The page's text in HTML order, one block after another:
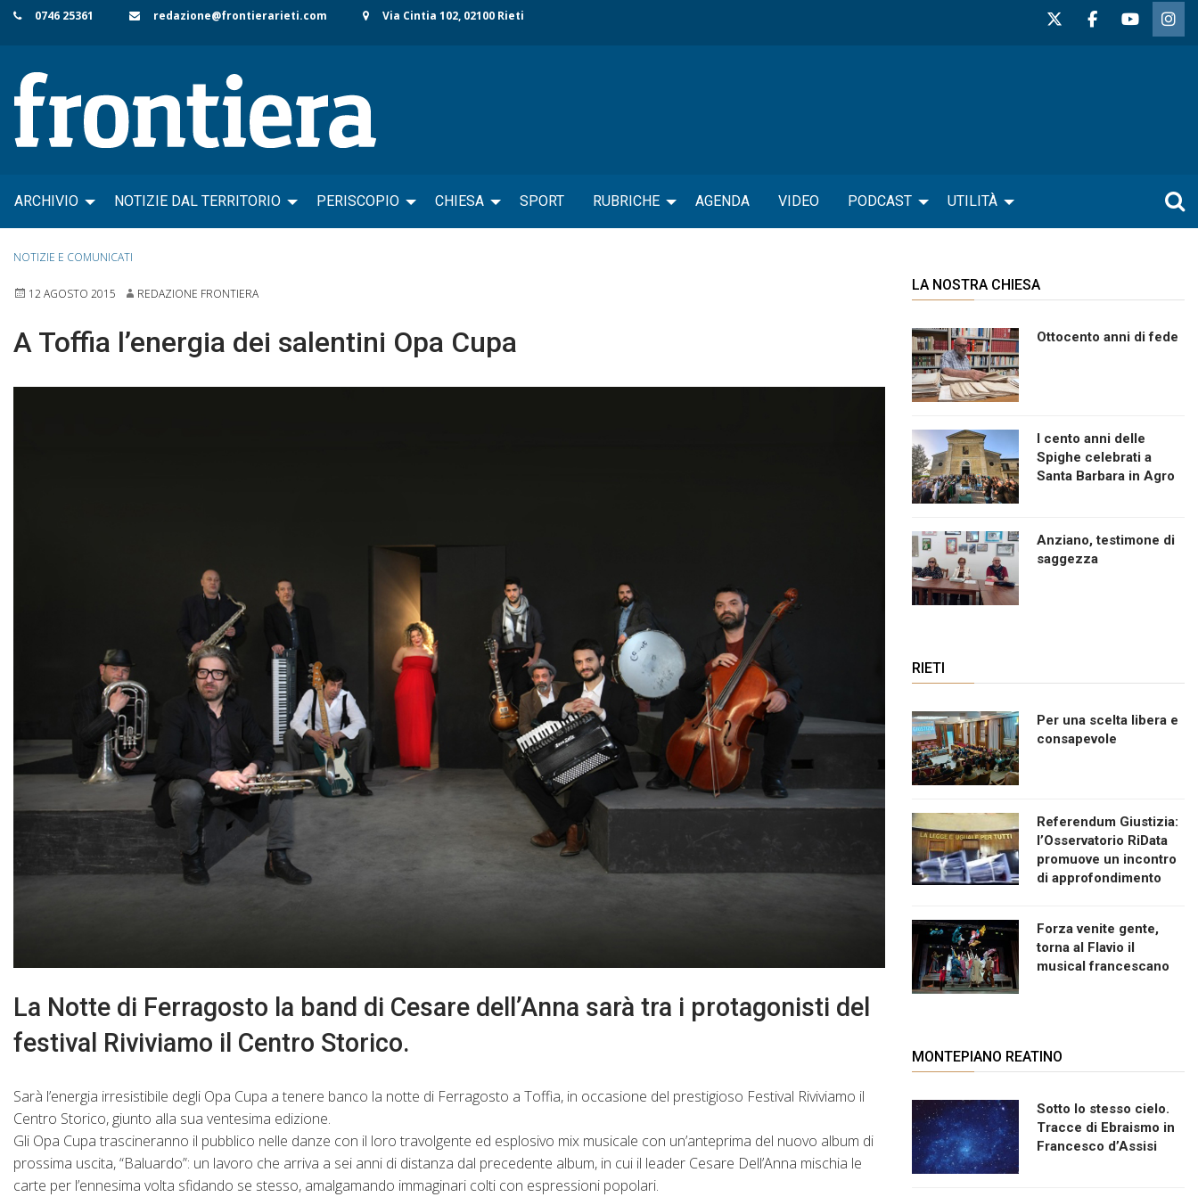
Skip
content
0746 25361 redazione@frontierarieti.com Via Cintia 102, 02100 Rieti
ARCHIVIO NOTIZIE DAL TERRITORIO PERISCOPIO CHIESA SPORT RUBRICHE AGENDA VIDEO PODCAST UTILITÀ
NOTIZIE E COMUNICATI
12 AGOSTO 2015 REDAZIONE FRONTIERA
A Toffia l’energia dei salentini Opa Cupa
La Notte di Ferragosto la band di Cesare dell’Anna sarà tra i protagonisti del
festival Riviviamo il Centro Storico.
Sarà l’energia irresistibile degli Opa Cupa a tenere banco la notte di Ferragosto a Toffia, in occasione del prestigioso Festival Riviviamo il
Centro Storico, giunto alla sua ventesima edizione.
Gli Opa Cupa trascineranno il pubblico nelle danze con il loro travolgente ed esplosivo mix musicale con un’anteprima del nuovo album di
prossima uscita, “Baluardo”: un lavoro che arriva a sei anni di distanza dal precedente album, in cui il leader Cesare Dell’Anna mischia le
carte per l’ennesima volta sfidando se stesso, amalgamando immaginari colti con espressioni popolari.
LA NOSTRA CHIESA
Ottocento anni di fede
I cento anni delle
Spighe celebrati a
Santa Barbara in Agro
Anziano, testimone di
saggezza
RIETI
Per una scelta libera e
consapevole
Referendum Giustizia:
l’Osservatorio RiData
promuove un incontro
di approfondimento
Forza venite gente,
torna al Flavio il
musical francescano
MONTEPIANO REATINO
Sotto lo stesso cielo.
Tracce di Ebraismo in
Francesco d’Assisi